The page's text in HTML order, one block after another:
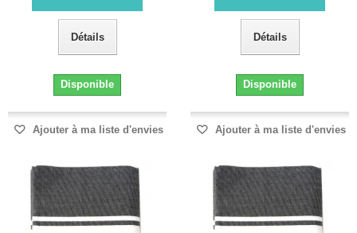
Détails
Disponible
Ajouter à ma liste d'envies
Détails
Disponible
Ajouter à ma liste d'envies